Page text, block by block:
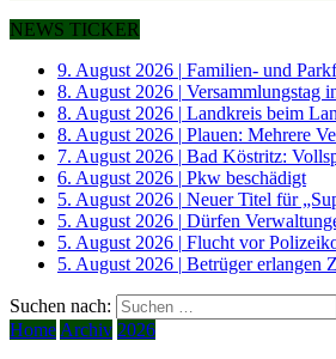
NEWS TICKER
9. August 2026 | Familien- und
8. August 2026 | Versammlungstag
8. August 2026 | Landkreis beim
8. August 2026 | Plauen: Mehrere
7. August 2026 | Bad Köstritz:
6. August 2026 | Pkw beschädigt
5. August 2026 | Neuer Titel für
5. August 2026 | Dürfen
5. August 2026 | Flucht vor
5. August 2026 | Betrüger erlangen
Suchen nach:
Home Archiv 2026